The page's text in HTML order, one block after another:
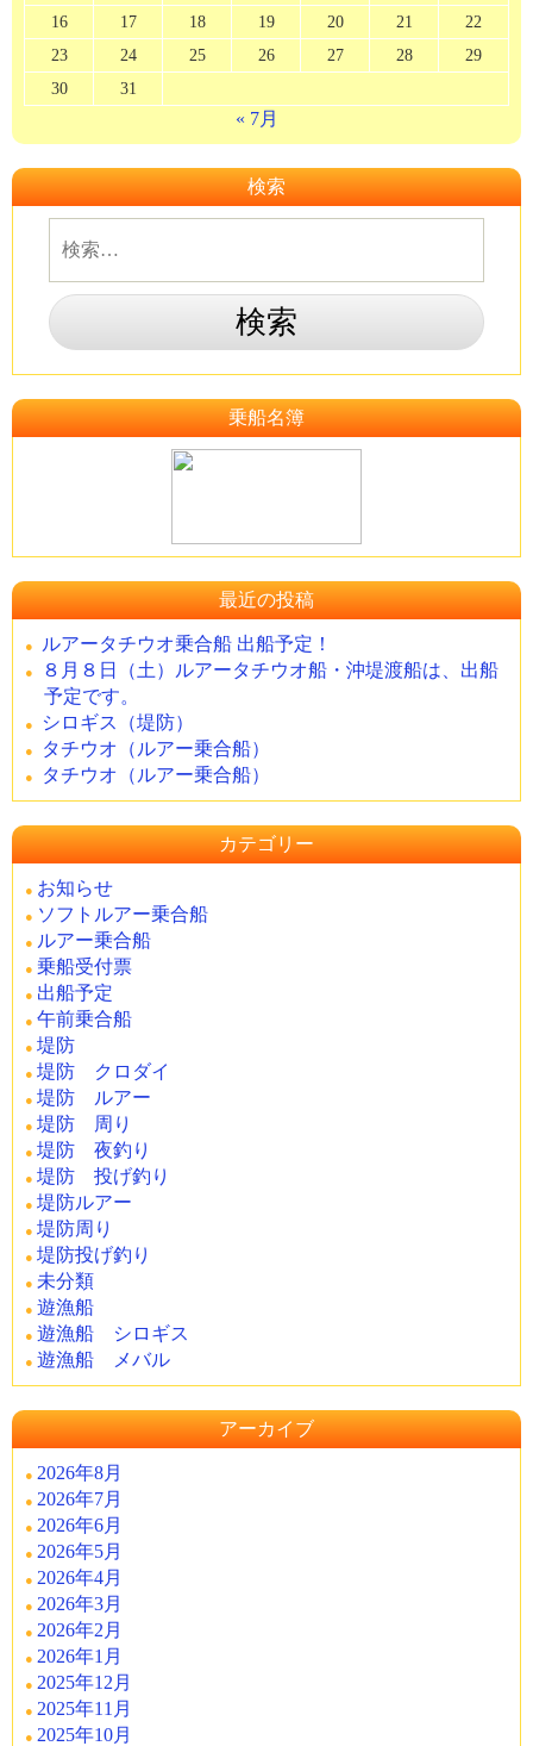
16
17 18 19 20 21
22
23
24 25 26 27 28
29
30
31
« 7月
検索
乗船名簿
最近の投稿
ルアータチウオ乗合船 出船予定！
８月８日（土）ルアータチウオ船・沖堤渡船は、出船
予定です。
シロギス（堤防）
タチウオ（ルアー乗合船）
タチウオ（ルアー乗合船）
カテゴリー
お知らせ
ソフトルアー乗合船
ルアー乗合船
乗船受付票
出船予定
午前乗合船
堤防
堤防 クロダイ
堤防 ルアー
堤防 周り
堤防 夜釣り
堤防 投げ釣り
堤防ルアー
堤防周り
堤防投げ釣り
未分類
遊漁船
遊漁船 シロギス
遊漁船 メバル
アーカイブ
2026年8月
2026年7月
2026年6月
2026年5月
2026年4月
2026年3月
2026年2月
2026年1月
2025年12月
2025年11月
2025年10月